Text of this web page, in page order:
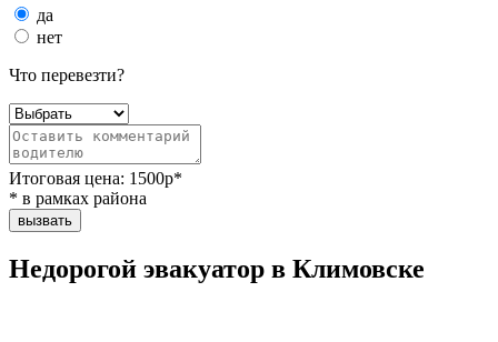
да
нет
Что перевезти?
Итоговая цена: 1500р*
* в рамках района
вызвать
Недорогой эвакуатор в Климовске